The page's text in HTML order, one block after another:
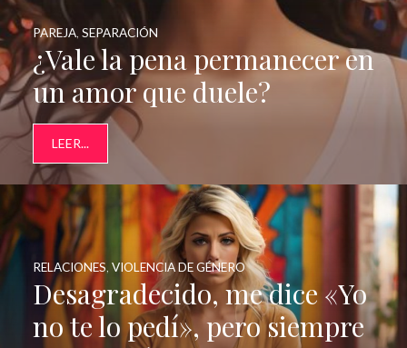
¿Vale la pena permanecer en
un amor que duele?
PAREJA, SEPARACIÓN
LEER...
Desagradecido, me dice «Yo
no te lo pedí», pero siempre
RELACIONES, VIOLENCIA DE GÉNERO